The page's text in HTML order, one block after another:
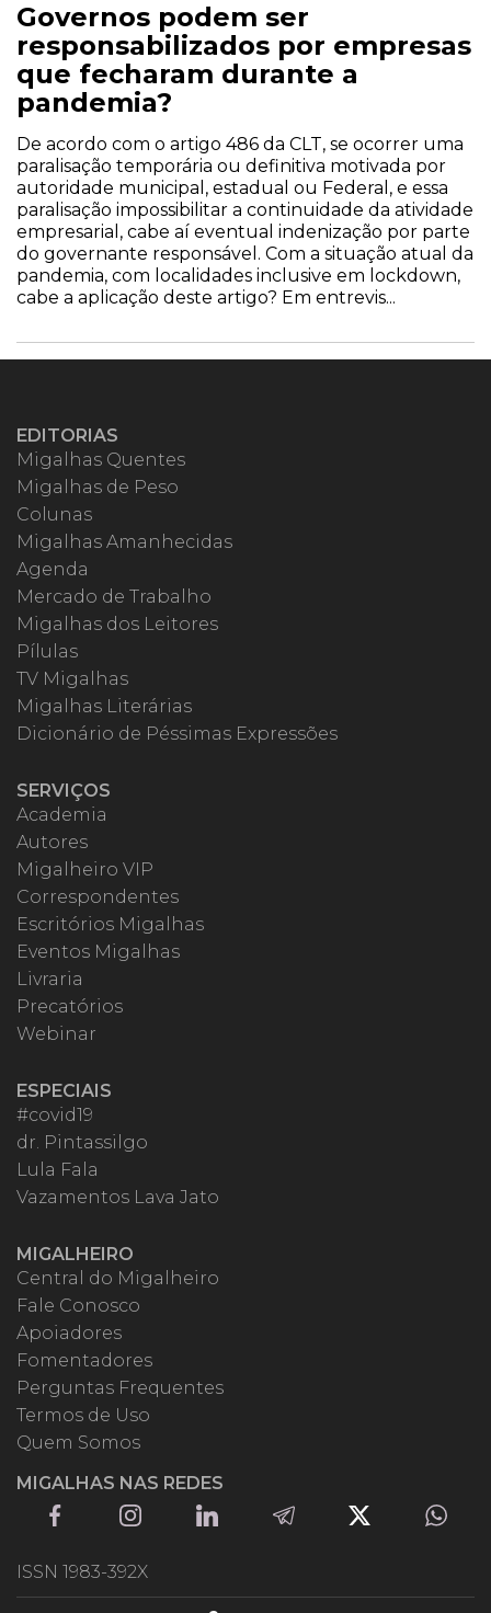
Governos podem ser
responsabilizados por empresas
que fecharam durante a
pandemia?
De acordo com o artigo 486 da CLT, se ocorrer uma
paralisação temporária ou definitiva motivada por
autoridade municipal, estadual ou Federal, e essa
paralisação impossibilitar a continuidade da atividade
empresarial, cabe aí eventual indenização por parte
do governante responsável. Com a situação atual da
pandemia, com localidades inclusive em lockdown,
cabe a aplicação deste artigo? Em entrevis...
EDITORIAS
Migalhas Quentes
Migalhas de Peso
Colunas
Migalhas Amanhecidas
Agenda
Mercado de Trabalho
Migalhas dos Leitores
Pílulas
TV Migalhas
Migalhas Literárias
Dicionário de Péssimas Expressões
SERVIÇOS
Academia
Autores
Migalheiro VIP
Correspondentes
Escritórios Migalhas
Eventos Migalhas
Livraria
Precatórios
Webinar
ESPECIAIS
#covid19
dr. Pintassilgo
Lula Fala
Vazamentos Lava Jato
MIGALHEIRO
Central do Migalheiro
Fale Conosco
Apoiadores
Fomentadores
Perguntas Frequentes
Termos de Uso
Quem Somos
MIGALHAS NAS REDES
ISSN 1983-392X